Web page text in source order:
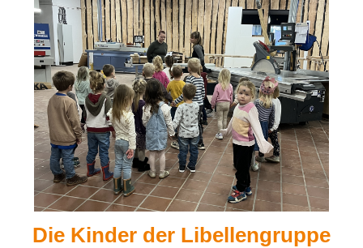
Die Kinder der Libellengruppe